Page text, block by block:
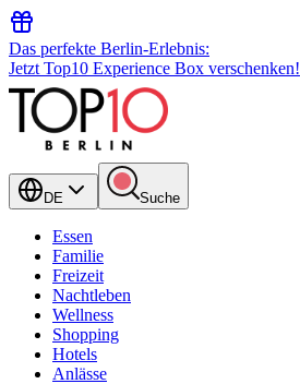
Das perfekte Berlin-Erlebnis:
Jetzt Top10 Experience Box verschenken!
DE Suche
Essen
Familie
Freizeit
Nachtleben
Wellness
Shopping
Hotels
Anlässe